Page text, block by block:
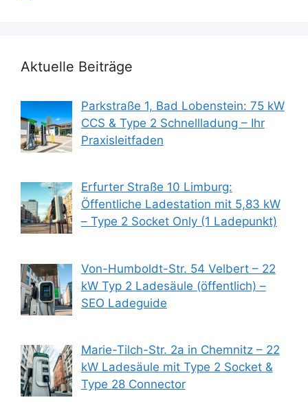
Aktuelle Beiträge
Parkstraße 1, Bad Lobenstein: 75 kW
CCS & Type 2 Schnellladung – Ihr
Praxisleitfaden
Erfurter Straße 10 Limburg:
Öffentliche Ladestation mit 5,83 kW
– Type 2 Socket Only (1 Ladepunkt)
Von-Humboldt-Str. 54 Velbert – 22
kW Typ 2 Ladesäule (öffentlich) –
SEO Ladeguide
Marie-Tilch-Str. 2a in Chemnitz – 22
kW Ladesäule mit Type 2 Socket &
Type 28 Connector